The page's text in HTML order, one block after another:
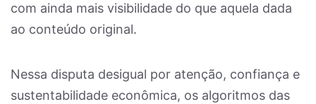
com ainda mais visibilidade do que aquela dada
ao conteúdo original.
Nessa disputa desigual por atenção, confiança e
sustentabilidade econômica, os algoritmos das